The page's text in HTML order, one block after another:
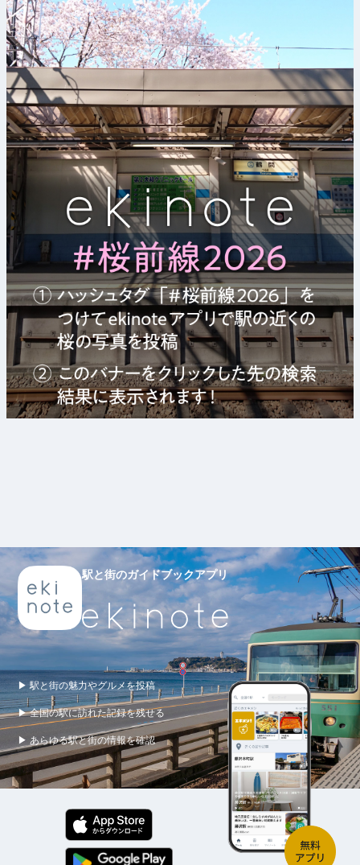
駅と街のガイドブックアプリ
▶ 駅と街の魅力やグルメを投稿
▶ 全国の駅に訪れた記録を残せる
▶ あらゆる駅と街の情報を確認